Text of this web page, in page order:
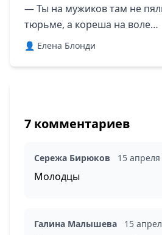
— Ты на мужиков там не
тюрьме, а кореша на воле…
👤 Елена Блонди
7 комментариев
Сережа Бирюков 15 апреля
Молодцы
Галина Малышева 15